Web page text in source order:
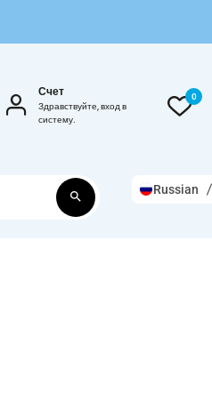
Счет
Здравствуйте, вход в
систему.
0
Russian